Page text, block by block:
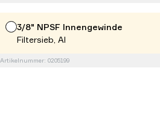
3/8" NPSF Innengewinde
Filtersieb, Al
Artikelnummer: 0205199